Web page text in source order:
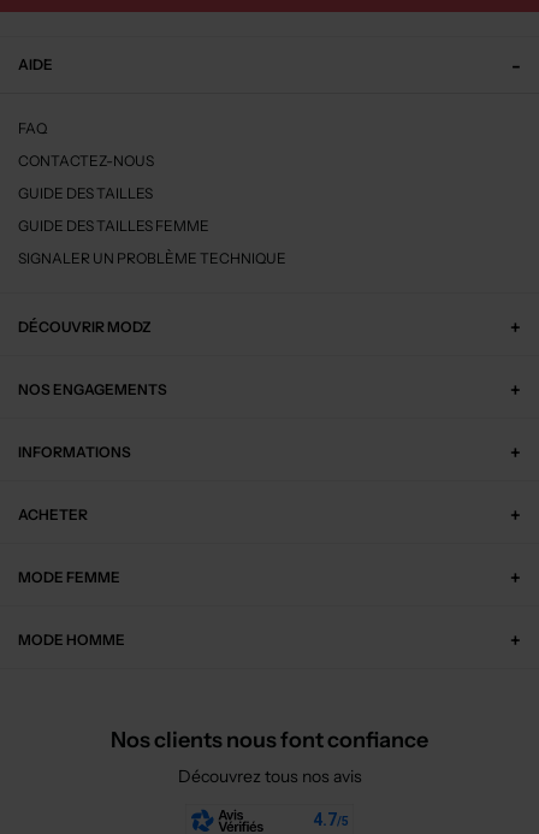
AIDE
FAQ
CONTACTEZ-NOUS
GUIDE DES TAILLES
GUIDE DES TAILLES FEMME
SIGNALER UN PROBLÈME TECHNIQUE
DÉCOUVRIR MODZ
NOS ENGAGEMENTS
INFORMATIONS
ACHETER
MODE FEMME
MODE HOMME
Nos clients nous font confiance
Découvrez tous nos avis